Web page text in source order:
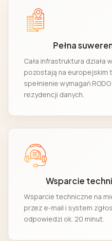
Pełna
Cała infrastruktura działa
pozostają na europejskim
spełnienie wymagań
rezydencji danych.
Wsparcie
Wsparcie techniczne na
przez e-mail i system
odpowiedzi ok. 20 minut.